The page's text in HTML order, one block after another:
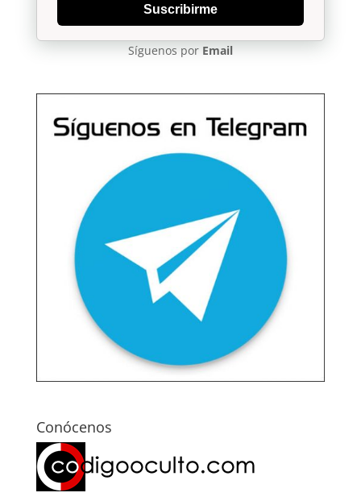
Suscribirme
Síguenos por Email
Conócenos